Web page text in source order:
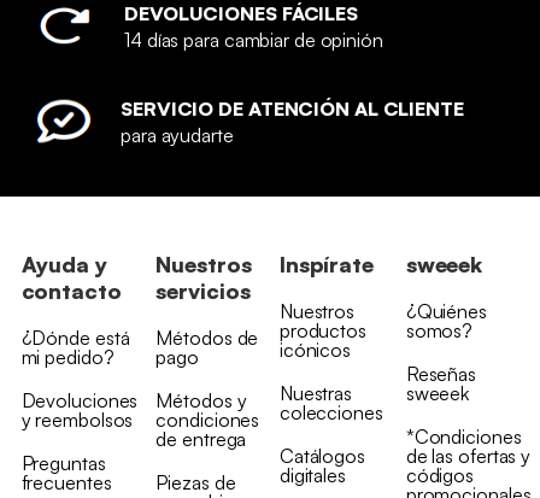
DEVOLUCIONES FÁCILES
14 días para cambiar de opinión
SERVICIO DE ATENCIÓN AL CLIENTE
para ayudarte
Ayuda y
contacto
¿Dónde está
mi pedido?
Devoluciones
y reembolsos
Preguntas
frecuentes
Nuestros
servicios
Métodos de
pago
Métodos y
condiciones
de entrega
Piezas de
Inspírate
Nuestros
productos
icónicos
Nuestras
colecciones
Catálogos
digitales
sweeek
¿Quiénes
somos?
Reseñas
sweeek
*Condiciones
de las ofertas y
códigos